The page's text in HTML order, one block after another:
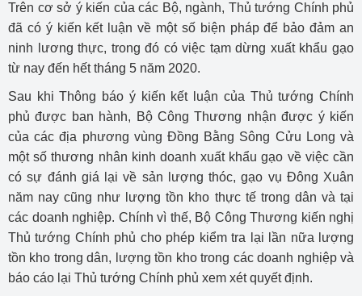
Trên cơ sở ý kiến của các Bộ, ngành, Thủ tướng Chính phủ
đã có ý kiến kết luận về một số biện pháp để bảo đảm an
ninh lương thực, trong đó có việc tạm dừng xuất khẩu gạo
từ nay đến hết tháng 5 năm 2020.
Sau khi Thông báo ý kiến kết luận của Thủ tướng Chính
phủ được ban hành, Bộ Công Thương nhận được ý kiến
của các địa phương vùng Đồng Bằng Sông Cửu Long và
một số thương nhân kinh doanh xuất khẩu gạo về việc cần
có sự đánh giá lại về sản lượng thóc, gạo vụ Đông Xuân
năm nay cũng như lượng tồn kho thực tế trong dân và tại
các doanh nghiệp. Chính vì thế, Bộ Công Thương kiến nghị
Thủ tướng Chính phủ cho phép kiểm tra lại lần nữa lượng
tồn kho trong dân, lượng tồn kho trong các doanh nghiệp và
báo cáo lại Thủ tướng Chính phủ xem xét quyết định.